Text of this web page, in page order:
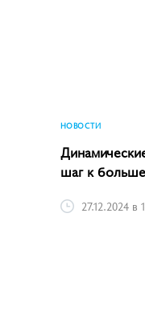
НОВОСТИ
шаг к
27.12.2024 в